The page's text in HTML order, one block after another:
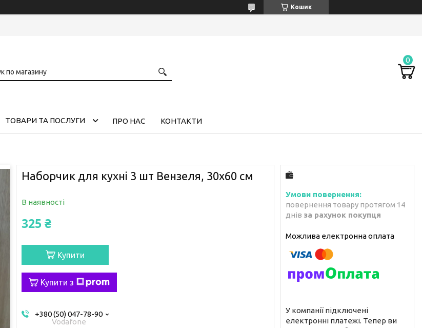
Кошик
ТОВАРИ ТА ПОСЛУГИ ПРО НАС КОНТАКТИ
Наборчик для кухні 3 шт Вензеля, 30х60 см
В наявності
325 ₴
Купити
Купити з
+380 (50) 047-78-90
Vodafone
повернення товару протягом 14
днів за рахунок покупця
У компанії підключені
електронні платежі. Тепер ви